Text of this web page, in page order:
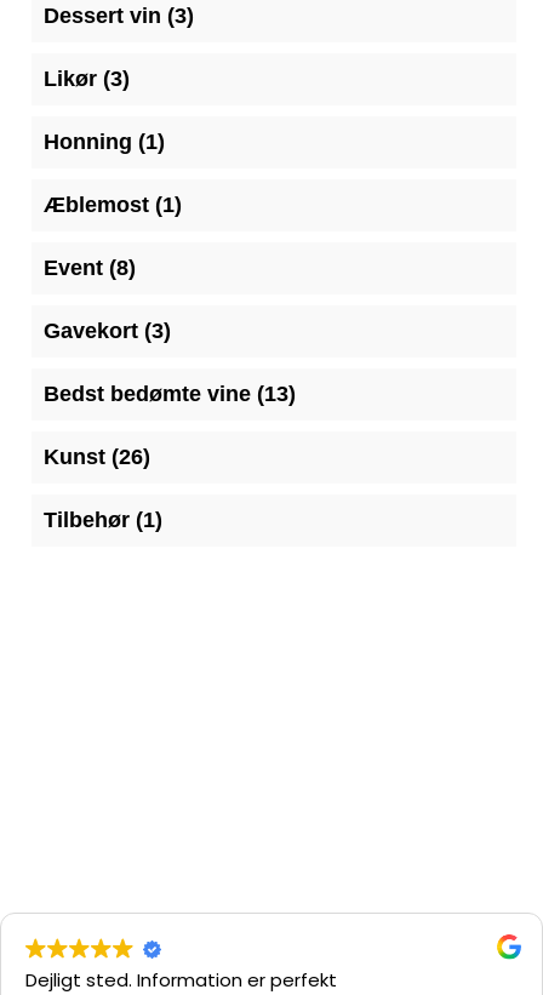
Dessert vin
33
Likør 33
Honning
11
Æblemost 11
Event 88
Gavekort 33
Bedst bedømte vine 1313
Kunst 2626
Tilbehør 11
Dejligt sted. Information er perfekt